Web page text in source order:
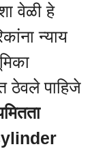
वेळी हे
न्याय
ठेवले पाहिजे